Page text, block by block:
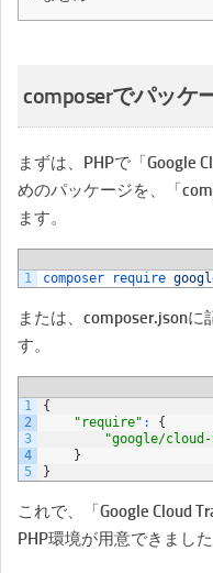
composerでパッケ
まずは、PHPで「Google
めのパッケージを、「
ます。
1 composer require
または、composer.json
す。
1
2
3
4
5
{
"require" :
{
"google/
}
}
これで、「Google Cloud
PHP環境が用意できました